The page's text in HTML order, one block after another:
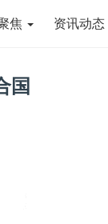
焦 资讯动态
国